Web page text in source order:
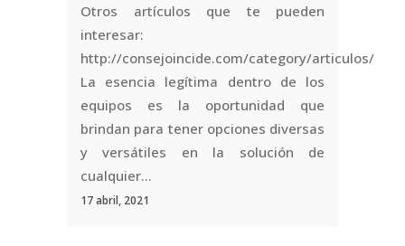
Otros artículos que te pueden
interesar:
http://consejoincide.com/category/articulos/
La esencia legítima dentro de los
equipos es la oportunidad que
brindan para tener opciones diversas
y versátiles en la solución de
cualquier...
17 abril, 2021